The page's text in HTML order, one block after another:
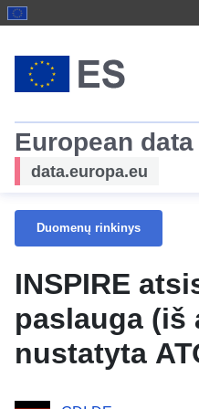
European data
data.europa.eu
Duomenų rinkinys
INSPIRE
paslauga (iš
nustatyta
rinkiniui